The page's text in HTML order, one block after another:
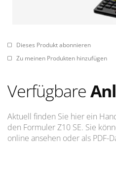
Dieses Produkt abonnieren
Zu meinen Produkten hinzufügen
Verfügbare
Aktuell finden Sie hier ein
den Formuler Z10 SE. Sie
online ansehen oder als PDF-